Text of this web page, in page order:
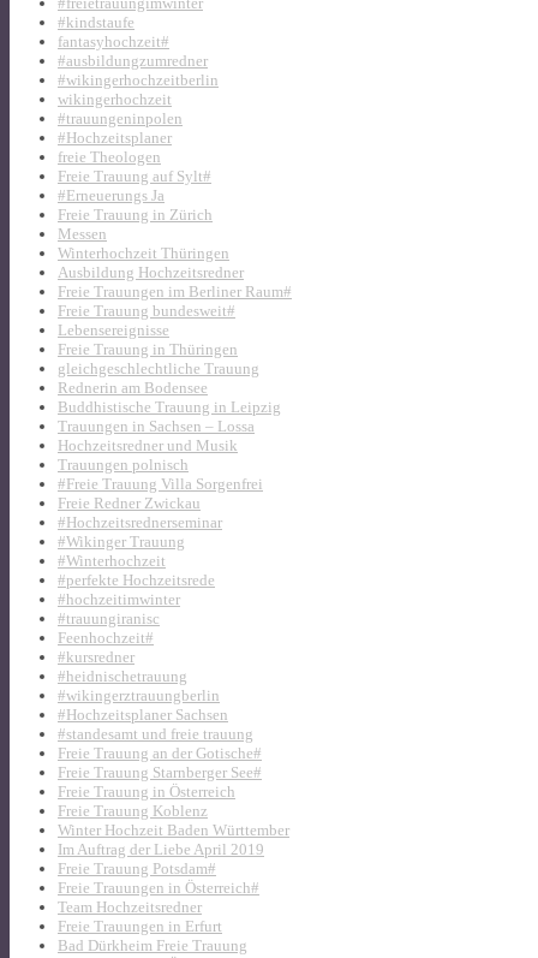
#kindstaufe
fantasyhochzeit#
#ausbildungzumredner
#wikingerhochzeitberlin
wikingerhochzeit
#trauungeninpolen
#Hochzeitsplaner
freie Theologen
Freie Trauung auf Sylt#
#Erneuerungs Ja
Freie Trauung in Zürich
Messen
Winterhochzeit Thüringen
Ausbildung Hochzeitsredner
Freie Trauungen im Berliner Raum#
Freie Trauung bundesweit#
Lebensereignisse
Freie Trauung in Thüringen
gleichgeschlechtliche Trauung
Rednerin am Bodensee
Buddhistische Trauung in Leipzig
Trauungen in Sachsen – Lossa
Hochzeitsredner und Musik
Trauungen polnisch
#Freie Trauung Villa Sorgenfrei
Freie Redner Zwickau
#Hochzeitsrednerseminar
#Wikinger Trauung
#Winterhochzeit
#perfekte Hochzeitsrede
#hochzeitimwinter
#trauungiranisc
Feenhochzeit#
#kursredner
#heidnischetrauung
#wikingerztrauungberlin
#Hochzeitsplaner Sachsen
#standesamt und freie trauung
Freie Trauung an der Gotische#
Freie Trauung Starnberger See#
Freie Trauung in Österreich
Freie Trauung Koblenz
Winter Hochzeit Baden Württember
Im Auftrag der Liebe April 2019
Freie Trauung Potsdam#
Freie Trauungen in Österreich#
Team Hochzeitsredner
Freie Trauungen in Erfurt
Bad Dürkheim Freie Trauung